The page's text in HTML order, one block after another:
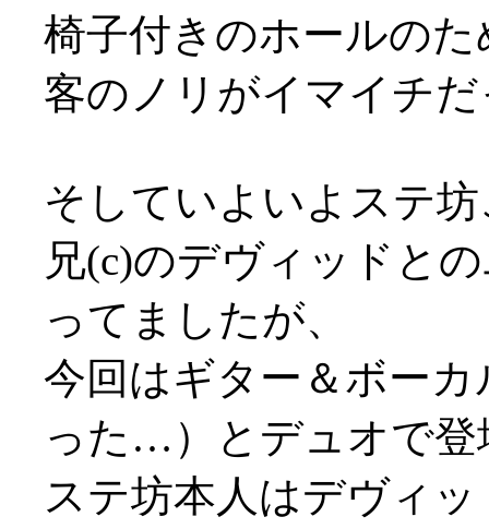
椅子付きのホールの
客のノリがイマイチ
そしていよいよステ坊
兄(c)のデヴィッドと
ってましたが、
今回はギター＆ボー
った…）とデュオで登
ステ坊本人はデヴィ